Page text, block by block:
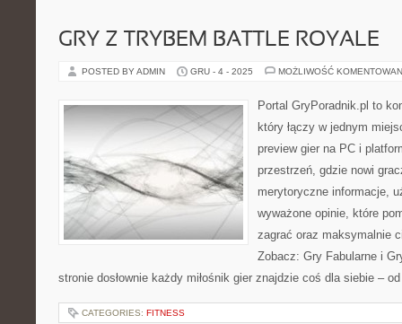
GRY Z TRYBEM BATTLE ROYALE
POSTED BY ADMIN GRU - 4 - 2025 MOŻLIWOŚĆ
Portal GryPoradnik.pl to
który łączy w jednym
preview gier na PC i
przestrzeń, gdzie nowi
merytoryczne informacje,
wyważone opinie, które
zagrać oraz maksymalnie
Zobacz: Gry Fabularne i
stronie dosłownie każdy miłośnik gier znajdzie coś dla siebie –
CATEGORIES: FITNESS